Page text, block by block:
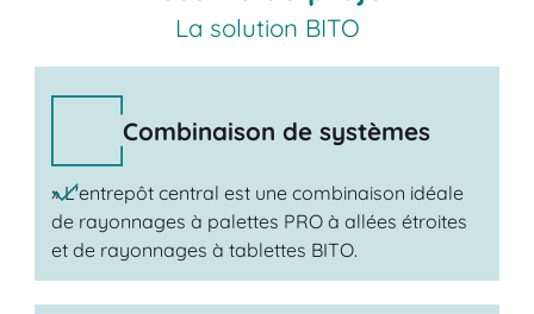
La solution BITO
Combinaison de systèmes
» L'entrepôt central est une combinaison idéale
de rayonnages à palettes PRO à allées étroites
et de rayonnages à tablettes BITO.